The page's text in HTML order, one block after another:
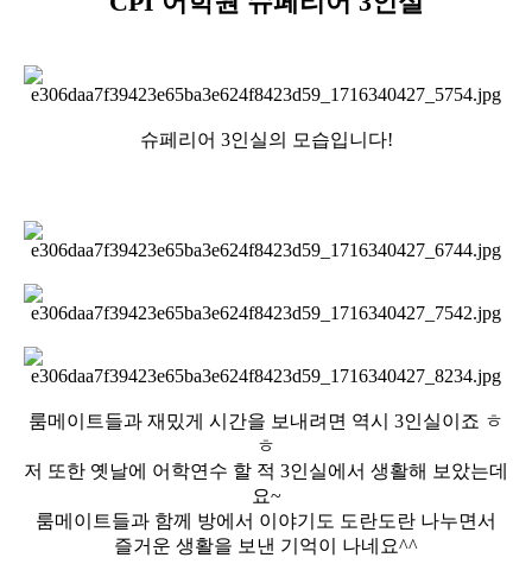
슈페리어 3인실의 모습입니다!
룸메이트들과 재밌게 시간을 보내려면 역시 3인실이죠 ㅎ
ㅎ
저 또한 옛날에 어학연수 할 적 3인실에서 생활해 보았는데
요~
룸메이트들과 함께 방에서 이야기도 도란도란 나누면서
즐거운 생활을 보낸 기억이 나네요^^